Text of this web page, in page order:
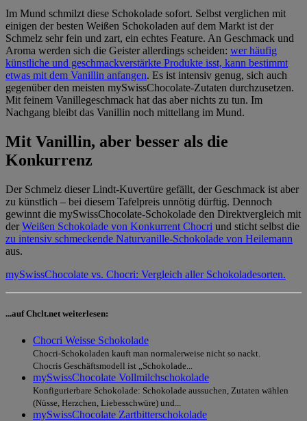
Im Mund schmilzt diese Schokolade sofort. Selbst verglichen mit
einigen der besten Weißen Schokoladen auf dem Markt ist der
Schmelz sehr fein und zart, ein echtes Feature. An Geschmack und
Aroma werden sich die Geister allerdings scheiden: wer häufig
künstliche und geschmackverstärkte Produkte isst, kann bestimmt
etwas mit dem Vanillin anfangen. Es ist intensiv genug, sich auch
gegenüber den meisten mySwissChocolate-Zutaten durchzusetzen.
Mit feinem Vanillegeschmack hat das aber nichts zu tun. Im
Nachgang bleibt das Vanillin noch mittellang im Mund.
Mit Vanillin, aber besser als die
Konkurrenz
Der Schmelz dieser Lindt-Kuvertüre gefällt, der Geschmack ist aber
zu künstlich – bei diesem Tafelpreis unnötig dürftig. Dennoch
gewinnt die mySwissChocolate-Schokolade den Direktvergleich mit
derWeißen Schokolade von Konkurrent Chocri und sticht selbst die
zu intensiv schmeckende Naturvanille-Schokolade von Heilemann
aus.
mySwissChocolate vs. Chocri: Vergleich aller Schokoladesorten.
...auf Chclt.net weiterlesen:
Chocri Weisse Schokolade
Chocri-Schokoladen kauft man normalerweise nicht so nackt.
Chocris Geschäftsmodell ist „Schokolade...
mySwissChocolate Vollmilchschokolade
Konfigurierbare Schokolade: Schokolade aussuchen, Zutaten wählen
(Nüsse, Herzchen, Liebesschwüre) und...
mySwissChocolate Zartbitterschokolade